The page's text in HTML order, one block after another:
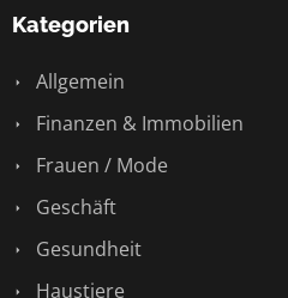
Kategorien
Allgemein
Finanzen & Immobilien
Frauen / Mode
Geschäft
Gesundheit
Haustiere